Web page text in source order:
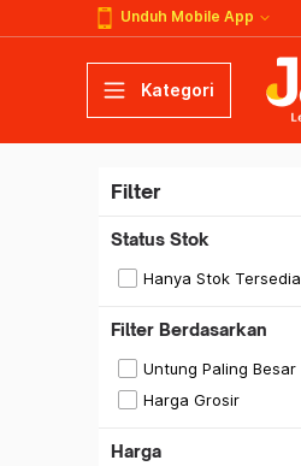
Unduh Mobile App
Kategori
Filter
Status Stok
Hanya Stok Tersedia
Filter Berdasarkan
Untung Paling Besar
Harga Grosir
Harga